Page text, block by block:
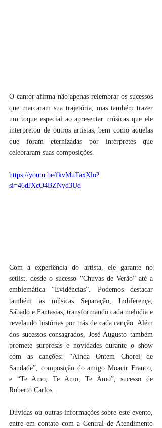
O cantor afirma não apenas relembrar os sucessos
que marcaram sua trajetória, mas também trazer
um toque especial ao apresentar músicas que ele
interpretou de outros artistas, bem como aquelas
que foram eternizadas por intérpretes que
celebraram suas composições.
https://youtu.be/fkvMuTaxXlo?
si=46dJXcO4BZNyd3Ud
Com a experiência do artista, ele garante no
setlist, desde o sucesso “Chuvas de Verão” até a
emblemática “Evidências”. Podemos destacar
também as músicas Separação, Indiferença,
Sábado e Fantasias, transformando cada melodia e
revelando histórias por trás de cada canção. Além
dos sucessos consagrados, José Augusto também
promete surpresas e novidades durante o show
com as canções: “Ainda Ontem Chorei de
Saudade”, composição do amigo Moacir Franco,
e “Te Amo, Te Amo, Te Amo”, sucesso de
Roberto Carlos.
Dúvidas ou outras informações sobre este evento,
entre em contato com a Central de Atendimento